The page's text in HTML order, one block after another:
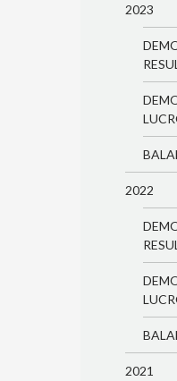
2023
2022
2021